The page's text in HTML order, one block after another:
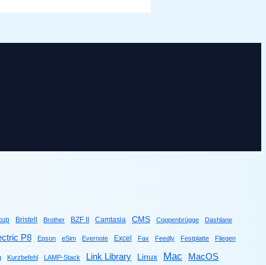
Bristell Brother BZF II Camtasia CMS Coppenbrügge Dashlane
P8 Epson eSim Evernote Excel Fax Feedly Festplatte Fliegen
Kurzbefehl LAMP-Stack Link Library Linux Mac MacOS